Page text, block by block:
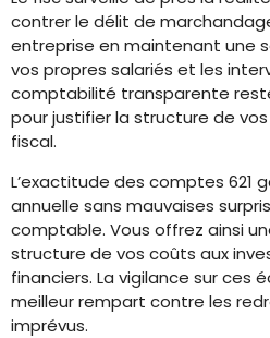
contrer le délit de
entreprise en maintenant une
vos propres salariés et les
comptabilité transparente
pour justifier la structure de
fiscal.
L’exactitude des comptes 621
annuelle sans mauvaises
comptable. Vous offrez ainsi
structure de vos coûts aux
financiers. La vigilance sur ces
meilleur rempart contre les
imprévus.